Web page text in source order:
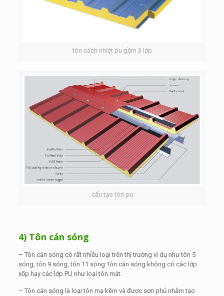
tôn cách nhiệt pu gồm 3 lớp
cấu tạo tôn pu
4) Tôn cán sóng
– Tôn cán sóng có rất nhiều loại trên thị trường ví dụ như tôn 5
sóng, tôn 9 sóng, tôn 11 sóng Tôn cán sóng không có các lớp
xốp hay các lớp PU như loại tôn mát.
– Tôn cán sóng là loại tôn mạ kẽm và được sơn phủ nhằm tạo